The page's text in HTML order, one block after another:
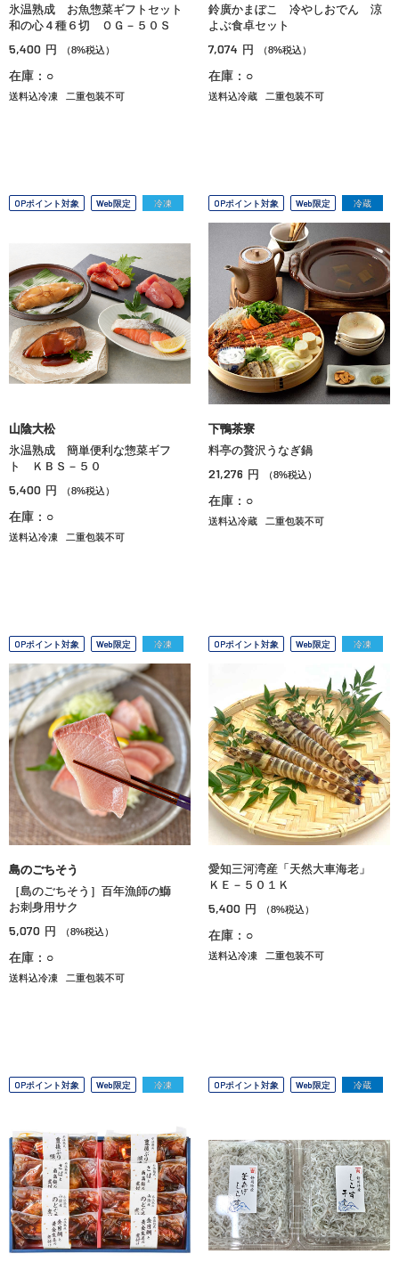
氷温熟成 お魚惣菜ギフトセット
和の心４種６切 ＯＧ－５０Ｓ
5,400 円 （8%税込）
在庫：○
送料込冷凍 二重包装不可
鈴廣かまぼこ 冷やしおでん 涼
よぶ食卓セット
7,074 円 （8%税込）
在庫：○
送料込冷蔵 二重包装不可
OPポイント対象 Web限定 冷凍
山陰大松
氷温熟成 簡単便利な惣菜ギフ
ト ＫＢＳ－５０
5,400 円 （8%税込）
在庫：○
送料込冷凍 二重包装不可
OPポイント対象 Web限定 冷蔵
下鴨茶寮
料亭の贅沢うなぎ鍋
21,276 円 （8%税込）
在庫：○
送料込冷蔵 二重包装不可
OPポイント対象 Web限定 冷凍
島のごちそう
［島のごちそう］百年漁師の鰤
お刺身用サク
5,070 円 （8%税込）
在庫：○
送料込冷凍 二重包装不可
OPポイント対象 Web限定 冷凍
愛知三河湾産「天然大車海老」
ＫＥ－５０１Ｋ
5,400 円 （8%税込）
在庫：○
送料込冷凍 二重包装不可
OPポイント対象 Web限定 冷凍 OPポイント対象 Web限定 冷蔵